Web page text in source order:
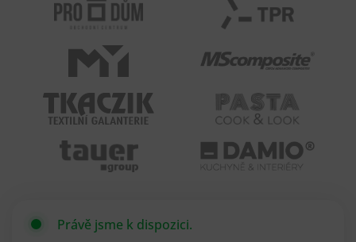
Právě jsme k dispozici.